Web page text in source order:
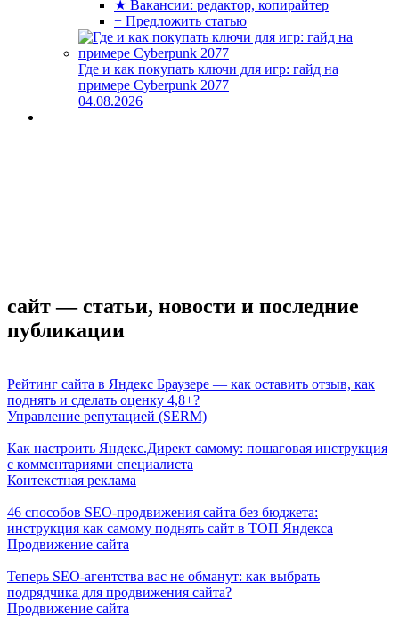
★ Вакансии: редактор, копирайтер
+ Предложить статью
Где и как покупать ключи для игр: гайд на
примере Cyberpunk 2077
04.08.2026
сайт — статьи, новости и последние
публикации
Рейтинг сайта в Яндекс Браузере — как оставить отзыв, как
поднять и сделать оценку 4,8+?
Управление репутацией (SERM)
Как настроить Яндекс.Директ самому: пошаговая инструкция
с комментариями специалиста
Контекстная реклама
46 способов SEO-продвижения сайта без бюджета:
инструкция как самому поднять сайт в ТОП Яндекса
Продвижение сайта
Теперь SEO-агентства вас не обманут: как выбрать
подрядчика для продвижения сайта?
Продвижение сайта